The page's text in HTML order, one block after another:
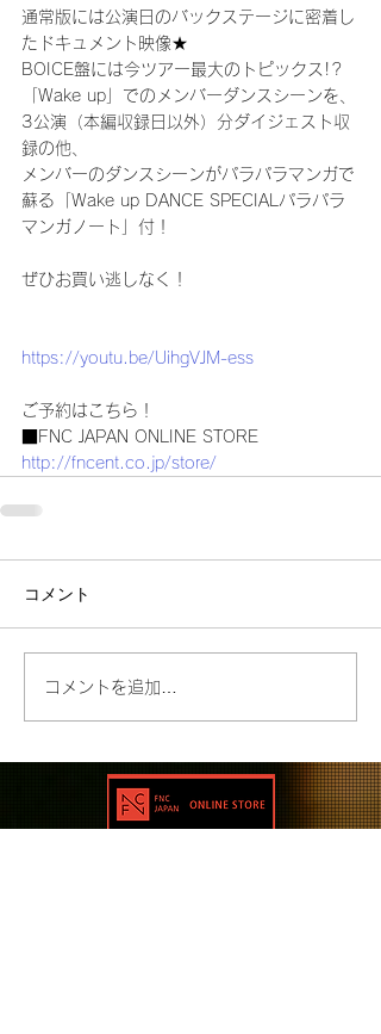
通常版には公演日のバックステージに密着し
たドキュメント映像★
BOICE盤には今ツアー最大のトピックス!?
「Wake up」でのメンバーダンスシーンを、
3公演（本編収録日以外）分ダイジェスト収
録の他、
メンバーのダンスシーンがパラパラマンガで
蘇る「Wake up DANCE SPECIALパラパラ
マンガノート」付！
ぜひお買い逃しなく！
https://youtu.be/UihgVJM-ess
ご予約はこちら！
■FNC JAPAN ONLINE STORE
http://fncent.co.jp/store/
コメント
コメントを追加…